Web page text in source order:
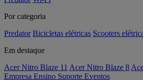
Por categoria
Predator Bicicletas elétricas Scooters
Em destaque
Acer Nitro Blaze 11 Acer Nitro Blaze 8
Empresa Ensino Suporte Eventos